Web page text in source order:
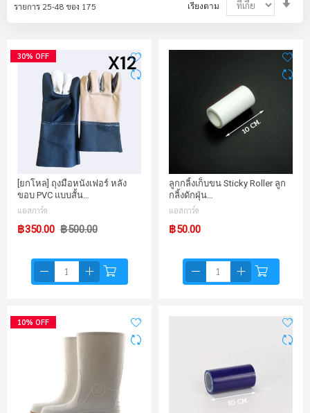
รายการ 25-48 ของ 175 เรียงตาม
30% OFF
[ยกโหล] ถุงมือหนังเฟอร์ หลัง
ขอบ PVC แบบสั้น…
แอสการ์ด
฿350.00 ฿500.00
ลูกกลิ้งเก็บขน Sticky Roller ลูก
กลิ้งดักฝุ่น…
แอสการ์ด
฿50.00
10% OFF